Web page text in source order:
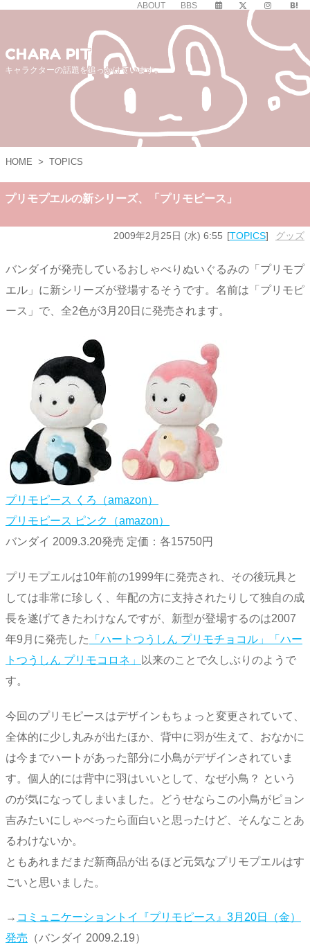
ABOUT BBS
CHARA PIT
キャラクターの話題を追っかけています。
HOME > TOPICS
プリモプエルの新シリーズ、「プリモピース」
2009年2月25日 (水) 6:55 TOPICS グッズ
バンダイが発売しているおしゃべりぬいぐるみの「プリモプ
エル」に新シリーズが登場するそうです。名前は「プリモピ
ース」で、全2色が3月20日に発売されます。
プリモピース くろ（amazon）
プリモピース ピンク（amazon）
バンダイ 2009.3.20発売 定価：各15750円
プリモプエルは10年前の1999年に発売され、その後玩具と
しては非常に珍しく、年配の方に支持されたりして独自の成
長を遂げてきたわけなんですが、新型が登場するのは2007
年9月に発売した
「ハートつうしん プリモチョコル」「ハー
トつうしん プリモコロネ」
以来のことで久しぶりのようで
す。
今回のプリモピースはデザインもちょっと変更されていて、
全体的に少し丸みが出たほか、背中に羽が生えて、おなかに
は今までハートがあった部分に小鳥がデザインされていま
す。個人的には背中に羽はいいとして、なぜ小鳥？ という
のが気になってしまいました。どうせならこの小鳥がピョン
吉みたいにしゃべったら面白いと思ったけど、そんなことあ
るわけないか。
ともあれまだまだ新商品が出るほど元気なプリモプエルはす
ごいと思いました。
→ コミュニケーショントイ『プリモピース』3月20日（金）
発売 （バンダイ 2009.2.19）